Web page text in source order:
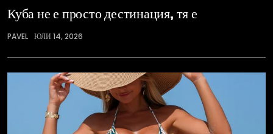
Куба не е просто дестинация, тя е
PAVEL ЮЛИ 14, 2026